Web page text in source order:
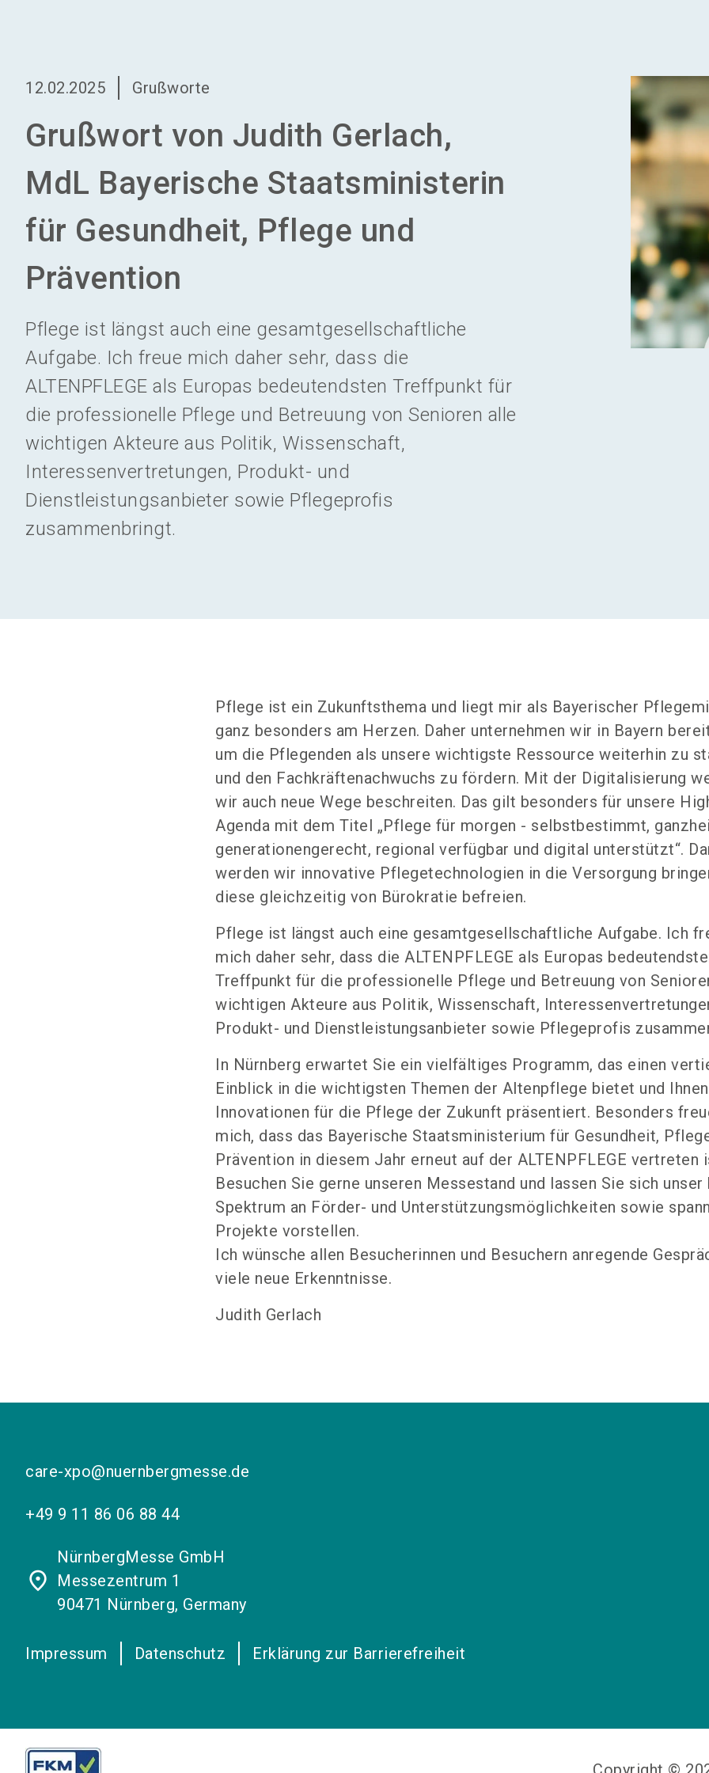
12.02.2025 Grußworte
Grußwort von Judith Gerlach,
MdL Bayerische Staatsministerin
für Gesundheit, Pflege und
Prävention
Pflege ist längst auch eine gesamtgesellschaftliche
Aufgabe. Ich freue mich daher sehr, dass die
ALTENPFLEGE als Europas bedeutendsten Treffpunkt für
die professionelle Pflege und Betreuung von Senioren alle
wichtigen Akteure aus Politik, Wissenschaft,
Interessenvertretungen, Produkt- und
Dienstleistungsanbieter sowie Pflegeprofis
zusammenbringt.
Pflege ist ein Zukunftsthema und liegt mir als Bayerischer
ganz besonders am Herzen. Daher unternehmen wir in Bayern
um die Pflegenden als unsere wichtigste Ressource weiterhin zu
und den Fachkräftenachwuchs zu fördern. Mit der Digitalisierung
wir auch neue Wege beschreiten. Das gilt besonders für unsere
Agenda mit dem Titel „Pflege für morgen - selbstbestimmt,
generationengerecht, regional verfügbar und digital unterstützt“.
werden wir innovative Pflegetechnologien in die Versorgung
diese gleichzeitig von Bürokratie befreien.
Pflege ist längst auch eine gesamtgesellschaftliche Aufgabe. Ich
mich daher sehr, dass die ALTENPFLEGE als Europas
Treffpunkt für die professionelle Pflege und Betreuung von
wichtigen Akteure aus Politik, Wissenschaft,
Produkt- und Dienstleistungsanbieter sowie Pflegeprofis
In Nürnberg erwartet Sie ein vielfältiges Programm, das einen
Einblick in die wichtigsten Themen der Altenpflege bietet und Ihnen
Innovationen für die Pflege der Zukunft präsentiert. Besonders
mich, dass das Bayerische Staatsministerium für Gesundheit,
Prävention in diesem Jahr erneut auf der ALTENPFLEGE vertreten
Besuchen Sie gerne unseren Messestand und lassen Sie sich
Spektrum an Förder- und Unterstützungsmöglichkeiten sowie
Projekte vorstellen.
Ich wünsche allen Besucherinnen und Besuchern anregende
viele neue Erkenntnisse.
Judith Gerlach
care-xpo@nuernbergmesse.de
+49 9 11 86 06 88 44
place
NürnbergMesse GmbH
Messezentrum 1
90471 Nürnberg, Germany
Impressum Datenschutz Erklärung zur Barrierefreiheit